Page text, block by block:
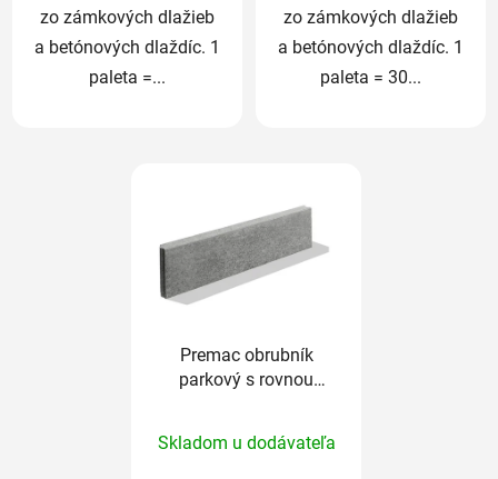
zo zámkových dlažieb
a betónových dlaždíc. 1
paleta =...
zo zámkových dlažieb
a betónových dlaždíc. 1
paleta = 30...
Premac obrubník
parkový s rovnou
Skladom u dodávateľa